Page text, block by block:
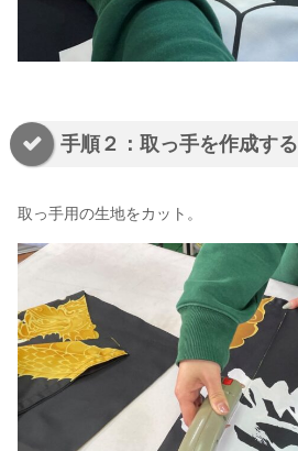
手順２：取っ手を作成する
取っ手用の生地をカット。